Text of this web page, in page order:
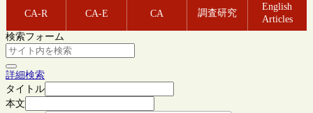
CA-R CA-E CA 調査研究
English
Articles
検索フォーム
詳細検索
タイトル
本文